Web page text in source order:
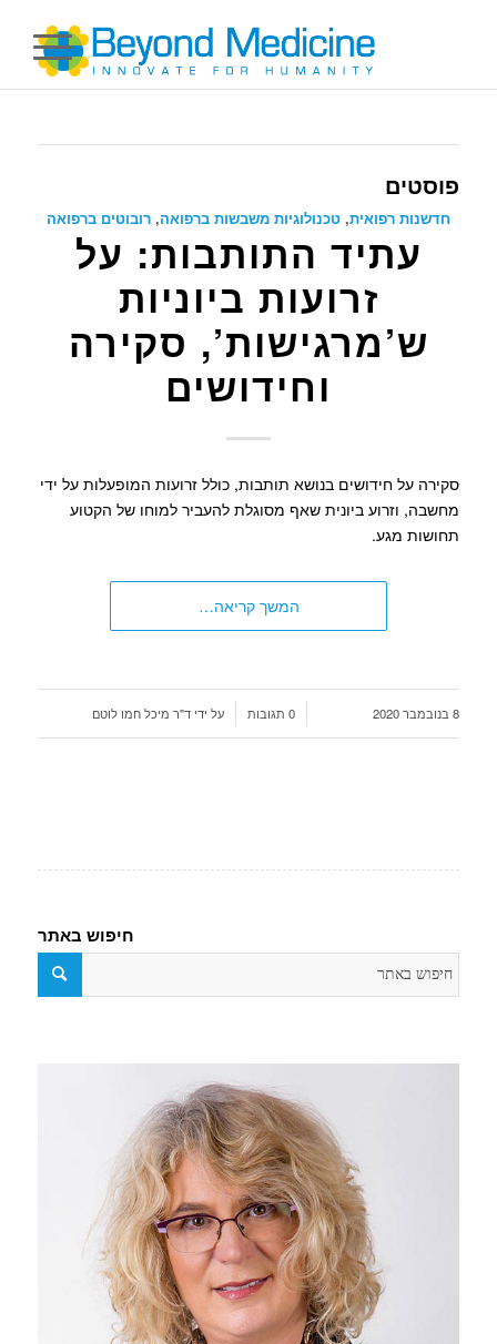
פוסטים
חדשנות רפואית, טכנולוגיות משבשות ברפואה, רובוטים ברפואה
עתיד התותבות: על
זרועות ביוניות
ש’מרגישות’, סקירה
וחידושים
סקירה על חידושים בנושא תותבות, כולל זרועות המופעלות על ידי
מחשבה, וזרוע ביונית שאף מסוגלת להעביר למוחו של הקטוע
תחושות מגע.
המשך קריאה…
8 בנובמבר 2020 / 0 תגובות על ידי ד"ר מיכל חמו לוטם
חיפוש באתר